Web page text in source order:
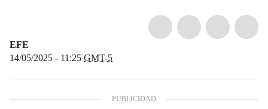
EFE
14/05/2025 - 11:25 GMT-5